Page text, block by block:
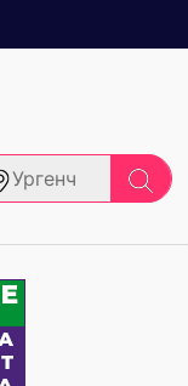
Ургенч